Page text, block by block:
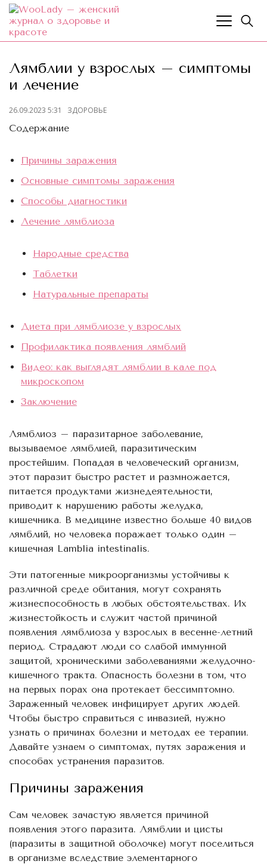
Лямблии у взрослых – симптомы
и лечение
26.09.2023 5:31 ЗДОРОВЬЕ
Содержание
Причины заражения
Основные симптомы заражения
Способы диагностики
Лечение лямблиоза
Народные средства
Таблетки
Натуральные препараты
Диета при лямблиозе у взрослых
Профилактика появления лямблий
Видео: как выглядят лямблии в кале под
микроскопом
Заключение
Лямблиоз – паразитарное заболевание,
вызываемое лямблией, паразитическим
простейшим. Попадая в человеческий организм,
этот паразит быстро растет и размножается,
питается продуктами жизнедеятельности,
приводит к нарушению работы желудка,
кишечника. В медицине известно больше 40 видов
лямблий, но человека поражает только один –
кишечная Lamblia intestinalis.
Эти патогенные микроорганизмы устойчивы к
различной среде обитания, могут сохранять
жизнеспособность в любых обстоятельствах. Их
жизнестойкость и служит частой причиной
появления лямблиоза у взрослых в весенне-летний
период. Страдают люди со слабой иммунной
защитой, хроническими заболеваниями желудочно-
кишечного тракта. Опасность болезни в том, что
на первых порах она протекает бессимптомно.
Зараженный человек инфицирует других людей.
Чтобы быстро справиться с инвазией, нужно
узнать о причинах болезни и методах ее терапии.
Давайте узнаем о симптомах, путях заражения и
способах устранения паразитов.
Причины заражения
Сам человек зачастую является причиной
появления этого паразита. Лямблии и цисты
(паразиты в защитной оболочке) могут поселиться
в организме вследствие элементарного